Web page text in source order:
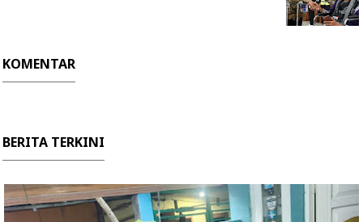
KOMENTAR
BERITA TERKINI